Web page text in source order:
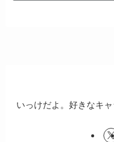
いっけだよ。好きなキャ